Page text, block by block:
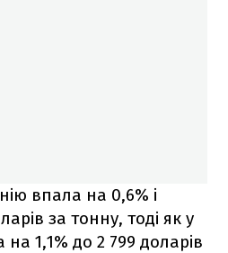
впала на 0,6% і
за тонну, тоді як у
1,1% до 2 799 доларів